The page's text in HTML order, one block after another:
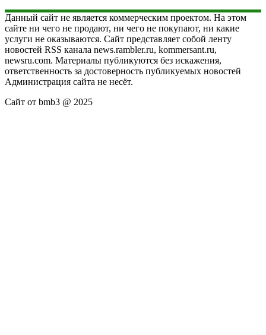
Данный сайт не является коммерческим проектом. На этом
сайте ни чего не продают, ни чего не покупают, ни какие
услуги не оказываются. Сайт представляет собой ленту
новостей RSS канала news.rambler.ru, kommersant.ru,
newsru.com. Материалы публикуются без искажения,
ответственность за достоверность публикуемых новостей
Администрация сайта не несёт.
Сайт от bmb3 @ 2025